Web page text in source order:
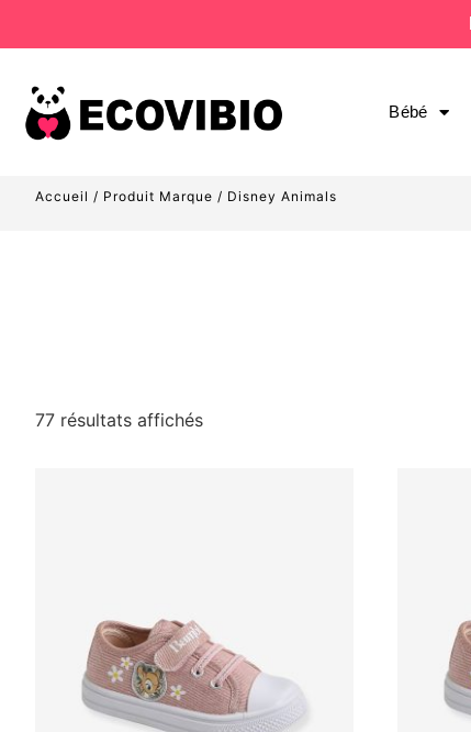
Bébé
Accueil / Produit Marque / Disney Animals
77 résultats affichés